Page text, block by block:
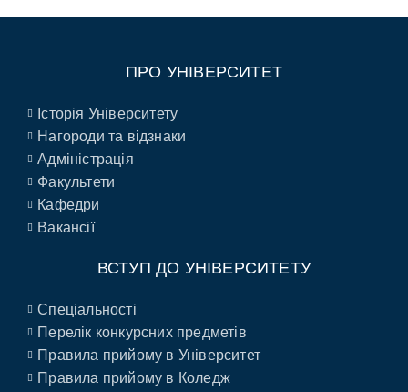
ПРО УНІВЕРСИТЕТ
Історія Університету
Нагороди та відзнаки
Адміністрація
Факультети
Кафедри
Вакансії
ВСТУП ДО УНІВЕРСИТЕТУ
Спеціальності
Перелік конкурсних предметів
Правила прийому в Університет
Правила прийому в Коледж